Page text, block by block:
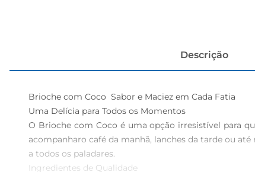
Descrição
Brioche com Coco  Sabor e Maciez em Cada Fatia
Uma Delícia para Todos os Momentos
O Brioche com Coco é uma opção irresistível para
acompanharo café da manhã, lanches da tarde ou
a todos os paladares.
Ingredientes de Qualidade